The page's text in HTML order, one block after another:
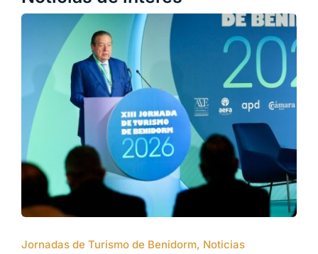
Jornadas de Turismo de Benidorm, Noticias